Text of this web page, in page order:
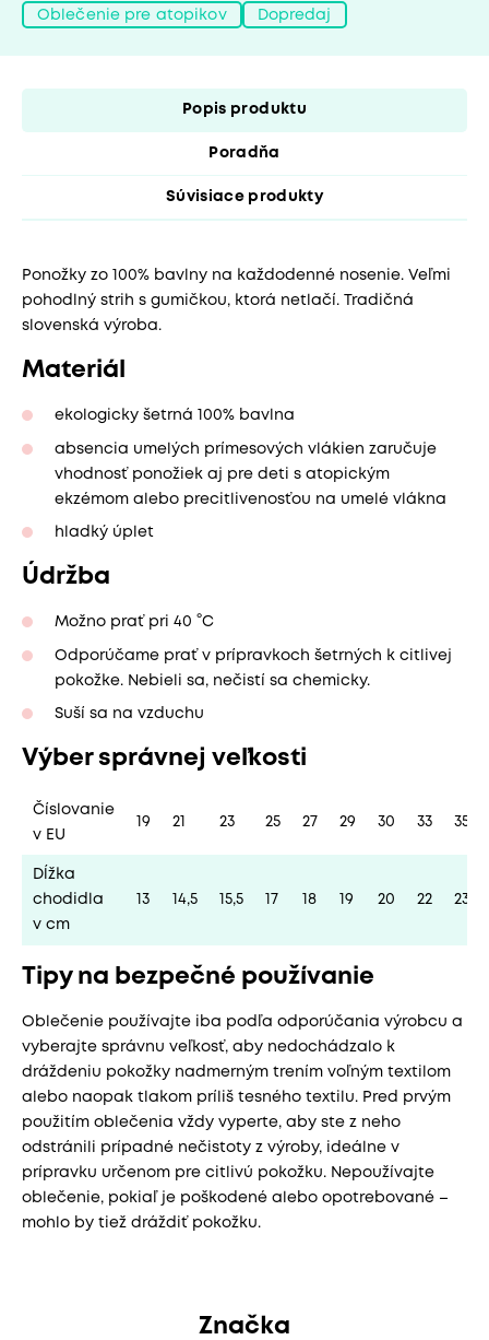
Oblečenie pre atopikov Dopredaj
Popis produktu
Poradňa
Súvisiace produkty
Ponožky zo 100% bavlny na každodenné nosenie. Veľmi
pohodlný strih s gumičkou, ktorá netlačí. Tradičná
slovenská výroba.
Materiál
ekologicky šetrná 100% bavlna
absencia umelých prímesových vlákien zaručuje
vhodnosť ponožiek aj pre deti s atopickým
ekzémom alebo precitlivenosťou na umelé vlákna
hladký úplet
Údržba
Možno prať pri 40 °C
Odporúčame prať v prípravkoch šetrných k citlivej
pokožke. Nebieli sa, nečistí sa chemicky.
Suší sa na vzduchu
Výber správnej veľkosti
Číslovanie
v EU
19 21 23 25 27 29 30 33 35
Dĺžka
chodidla
v cm
13 14,5 15,5 17 18 19 20 22 23
Tipy na bezpečné používanie
Oblečenie používajte iba podľa odporúčania výrobcu a
vyberajte správnu veľkosť, aby nedochádzalo k
dráždeniu pokožky nadmerným trením voľným textilom
alebo naopak tlakom príliš tesného textilu. Pred prvým
použitím oblečenia vždy vyperte, aby ste z neho
odstránili prípadné nečistoty z výroby, ideálne v
prípravku určenom pre citlivú pokožku. Nepoužívajte
oblečenie, pokiaľ je poškodené alebo opotrebované –
mohlo by tiež dráždiť pokožku.
Značka